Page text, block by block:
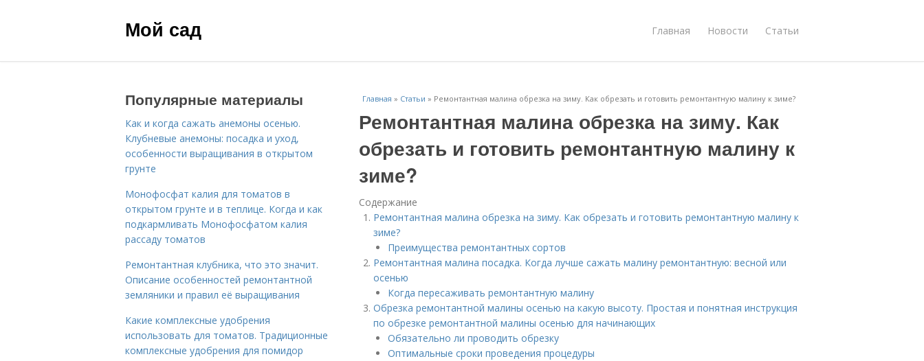
Мой сад Главная Новости Статьи
Главная » Статьи » Ремонтантная малина обрезка на зиму. Как обрезать и готовить ремонтантную малину к зиме?
Ремонтантная малина обрезка на зиму. Как
обрезать и готовить ремонтантную малину к
зиме?
Содержание
Ремонтантная малина обрезка на зиму. Как обрезать и готовить ремонтантную малину к
зиме?
Преимущества ремонтантных сортов
Ремонтантная малина посадка. Когда лучше сажать малину ремонтантную: весной или
осенью
Когда пересаживать ремонтантную малину
Обрезка ремонтантной малины осенью на какую высоту. Простая и понятная инструкция
по обрезке ремонтантной малины осенью для начинающих
Обязательно ли проводить обрезку
Оптимальные сроки проведения процедуры
Популярные материалы
Как и когда сажать анемоны осенью.
Клубневые анемоны: посадка и уход,
особенности выращивания в открытом
грунте
Монофосфат калия для томатов в
открытом грунте и в теплице. Когда и как
подкармливать Монофосфатом калия
рассаду томатов
Ремонтантная клубника, что это значит.
Описание особенностей ремонтантной
земляники и правил её выращивания
Какие комплексные удобрения
использовать для томатов. Традиционные
комплексные удобрения для помидор